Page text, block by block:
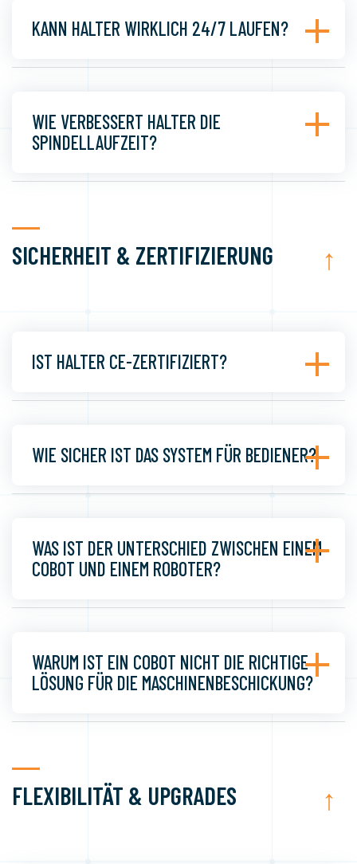
KANN HALTER WIRKLICH 24/7 LAUFEN?
WIE VERBESSERT HALTER DIE
SPINDELLAUFZEIT?
SICHERHEIT & ZERTIFIZIERUNG ↑
IST HALTER CE-ZERTIFIZIERT?
WIE SICHER IST DAS SYSTEM FÜR BEDIENER?
WAS IST DER UNTERSCHIED ZWISCHEN EINEM
COBOT UND EINEM ROBOTER?
WARUM IST EIN COBOT NICHT DIE RICHTIGE
LÖSUNG FÜR DIE MASCHINENBESCHICKUNG?
FLEXIBILITÄT & UPGRADES ↑